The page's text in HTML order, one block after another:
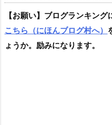
【お願い】ブログランキン
こちら（にほんブログ村へ）
ょうか。励みになります。